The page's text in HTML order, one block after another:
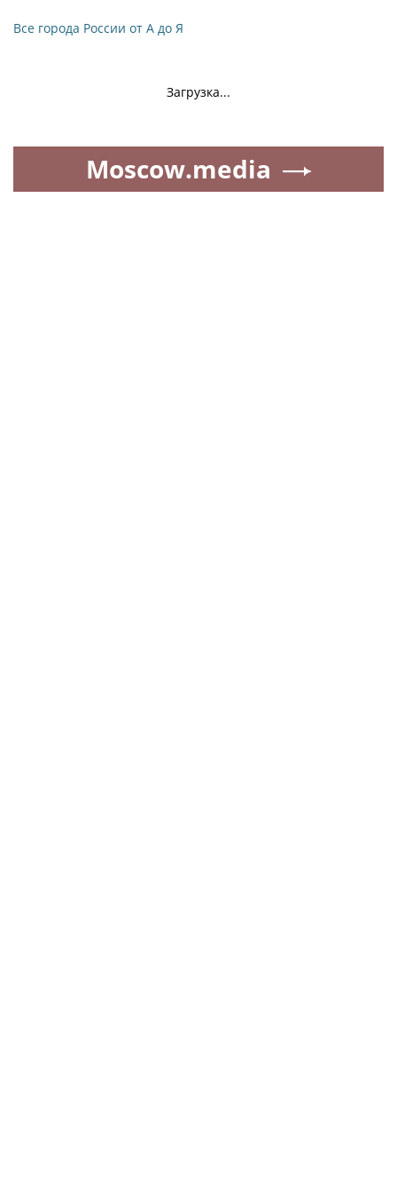
Все города России от А до Я
Загрузка...
Moscow.media